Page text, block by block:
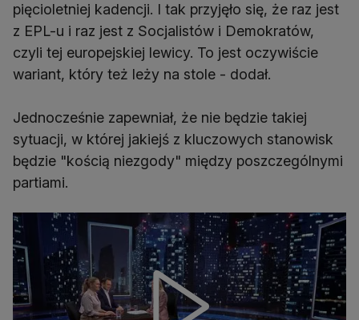
pięcioletniej kadencji. I tak przyjęło się, że raz jest
z EPL-u i raz jest z Socjalistów i Demokratów,
czyli tej europejskiej lewicy. To jest oczywiście
wariant, który też leży na stole - dodał.
Jednocześnie zapewniał, że nie będzie takiej
sytuacji, w której jakiejś z kluczowych stanowisk
będzie "kością niezgody" między poszczególnymi
partiami.